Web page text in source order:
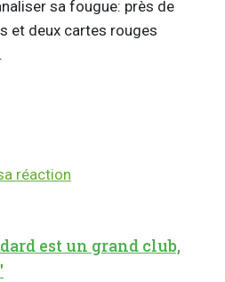
sa fougue: près de
et deux cartes rouges
réaction
est un grand club,